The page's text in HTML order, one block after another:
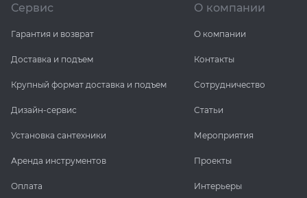
Сервис
Гарантия и возврат
Доставка и подъем
Крупный формат доставка и подъем
Дизайн-сервис
Установка сантехники
Аренда инструментов
Оплата
О компании
О компании
Контакты
Сотрудничество
Статьи
Мероприятия
Проекты
Интерьеры